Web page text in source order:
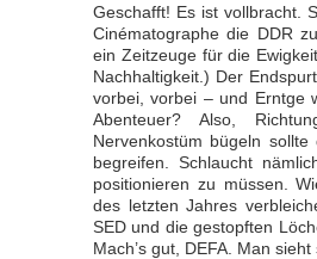
Geschafft! Es ist vollbracht.
Cinématographe die DDR
ein Zeitzeuge für die
Nachhaltigkeit.) Der
vorbei, vorbei – und Erntge
Abenteuer? Also,
Nervenkostüm bügeln
begreifen. Schlaucht
positionieren zu müssen.
des letzten Jahres
SED und die gestopften
Mach’s gut, DEFA. Man